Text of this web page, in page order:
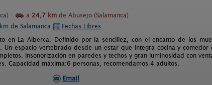
a 24,7 km de Abusejo (Salamanca)
de Salamanca
Fechas Libres
en La Alberca. Definido por la sencillez, con el encanto de los
Un espacio vertebrado desde un estar que integra cocina y comedor
Insonorización en paredes y techos y gran luminosidad con
Capacidad máxima:6 personas, recomendamos 4 adultos.
Email